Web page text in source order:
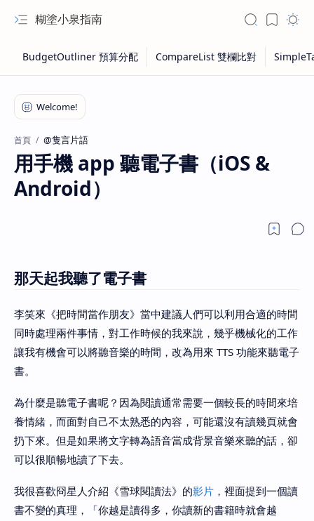
糊塗小泉指南
首頁 @隻言片語
用手機 app 聽電子書（iOS &
Android）
那天起我聽了電子書
李笑來《把時間當作朋友》當中建議人們可以利用合適的時間
同時處理兩件事情，對工作時候的我來說，幾乎機械化的工作
讓我有機會可以將聽音樂的時間，改為用來 TTS 功能來聽電子
書。
為什麼是聽電子書呢？因為閱讀通常需要一個較長的時間來培
養情緒，而面對自己不太熟悉的內容，可能還沒有讀幾頁就會
扔下來。但是如果將文字轉為語音當成背景音樂來聽的話，卻
可以很順暢地讀了下去。
我很喜歡冏星人介紹《雪球閱讀法》的影片 ，裡面提到一個讀
書不變的真理，「你越是讀得多，你讀新的書籍時就會越